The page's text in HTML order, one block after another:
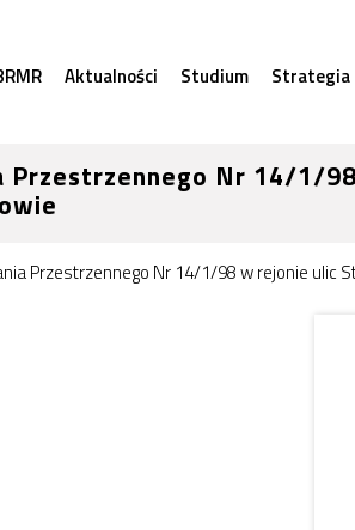
Aktualności Studium Strategia
Przestrzennego Nr 14/1/
Przestrzennego Nr 14/1/98 w rejonie ulic